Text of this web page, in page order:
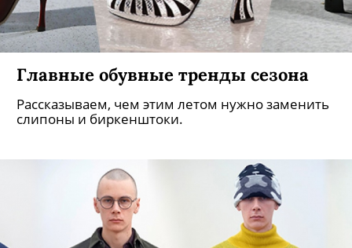
Главные обувные тренды сезона
Рассказываем, чем этим летом нужно заменить
слипоны и биркенштоки.